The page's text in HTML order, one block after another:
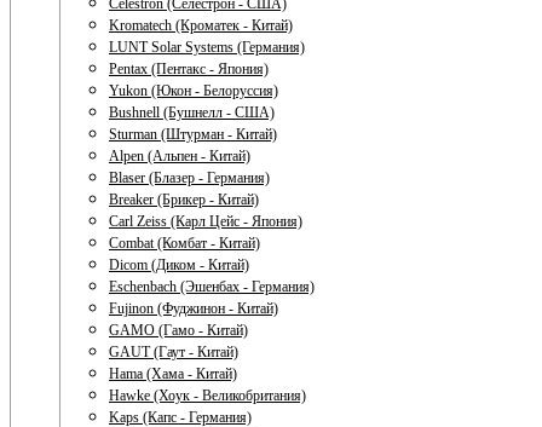
Celestron (Селестрон - США)
Kromatech (Кроматек - Китай)
LUNT Solar Systems (Германия)
Pentax (Пентакс - Япония)
Yukon (Юкон - Белоруссия)
Bushnell (Бушнелл - США)
Sturman (Штурман - Китай)
Alpen (Альпен - Китай)
Blaser (Блазер - Германия)
Breaker (Брикер - Китай)
Carl Zeiss (Карл Цейс - Япония)
Combat (Комбат - Китай)
Dicom (Диком - Китай)
Eschenbach (Эшенбах - Германия)
Fujinon (Фуджинон - Китай)
GAMO (Гамо - Китай)
GAUT (Гаут - Китай)
Hama (Хама - Китай)
Hawke (Хоук - Великобритания)
Kaps (Капс - Германия)